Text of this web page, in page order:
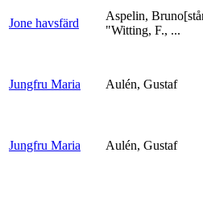
Jone havsfärd
Aspelin,
"Witting, F., ...
Jungfru Maria Aulén, Gustaf
Jungfru Maria Aulén, Gustaf